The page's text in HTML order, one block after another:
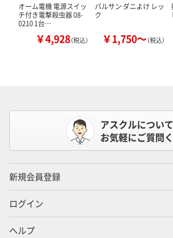
オーム電機 電源スイッ
チ付き電撃殺虫器 08-
0210 1台…
￥4,928（税込）
バルサン ダニよけ レッ
ク
￥1,750～（税込）
アスクルについて
お気軽にご質問く
新規会員登録
ログイン
ヘルプ